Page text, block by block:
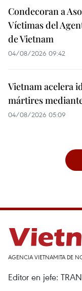
Condecoran a
Víctimas del
de Vietnam
04/08/2026 09:42
Vietnam acelera
mártires
04/08/2026 05:09
AGENCIA VIETNAMITA DE
Editor en jefe: